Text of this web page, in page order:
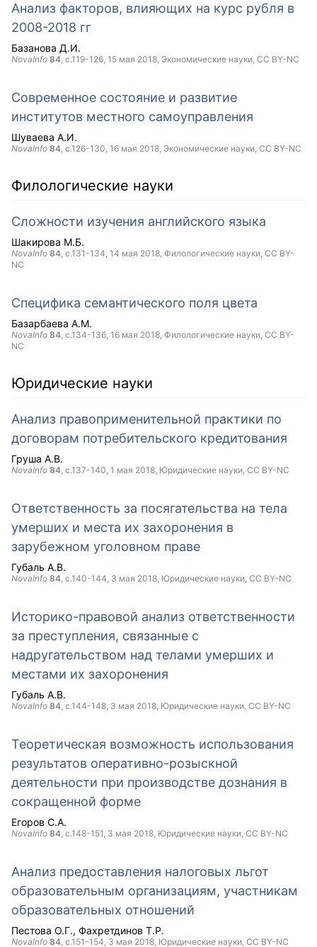
Анализ факторов, влияющих на курс рубля в
2008-2018 гг
Базанова Д.И.
NovaInfo 84, с.119-126, 15 мая 2018, Экономические науки, CC BY-NC
Современное состояние и развитие
институтов местного самоуправления
Шуваева А.И.
NovaInfo 84, с.126-130, 16 мая 2018, Экономические науки, CC BY-NC
Филологические науки
Сложности изучения английского языка
Шакирова М.Б.
NovaInfo 84, с.131-134, 14 мая 2018, Филологические науки, CC BY-
NC
Специфика семантического поля цвета
Базарбаева А.М.
NovaInfo 84, с.134-136, 16 мая 2018, Филологические науки, CC BY-
NC
Юридические науки
Анализ правоприменительной практики по
договорам потребительского кредитования
Груша А.В.
NovaInfo 84, с.137-140, 1 мая 2018, Юридические науки, CC BY-NC
Ответственность за посягательства на тела
умерших и места их захоронения в
зарубежном уголовном праве
Губаль А.В.
NovaInfo 84, с.140-144, 3 мая 2018, Юридические науки, CC BY-NC
Историко-правовой анализ ответственности
за преступления, связанные с
надругательством над телами умерших и
местами их захоронения
Губаль А.В.
NovaInfo 84, с.144-148, 3 мая 2018, Юридические науки, CC BY-NC
Теоретическая возможность использования
результатов оперативно-розыскной
деятельности при производстве дознания в
сокращенной форме
Егоров С.А.
NovaInfo 84, с.148-151, 3 мая 2018, Юридические науки, CC BY-NC
Анализ предоставления налоговых льгот
образовательным организациям, участникам
образовательных отношений
Пестова О.Г. Фахретдинов Т.Р.
NovaInfo 84, с.151-154, 3 мая 2018, Юридические науки, CC BY-NC